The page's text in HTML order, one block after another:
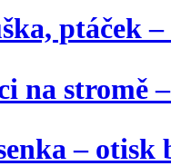
ptáček
na stromě
– otisk